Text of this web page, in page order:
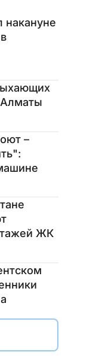
накануне
–
ЖК